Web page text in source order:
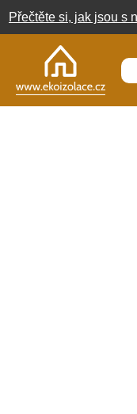
Přečtěte si, jak jsou s